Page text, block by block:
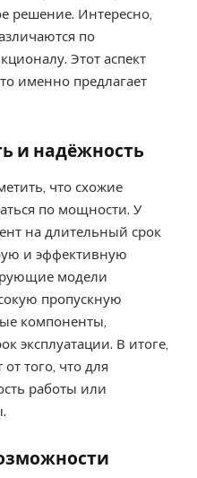
решение. Интересно,
по
Этот аспект
именно предлагает
и надёжность
что схожие
по мощности. У
на длительный срок
и эффективную
модели
пропускную
компоненты,
эксплуатации. В итоге,
того, что для
работы или